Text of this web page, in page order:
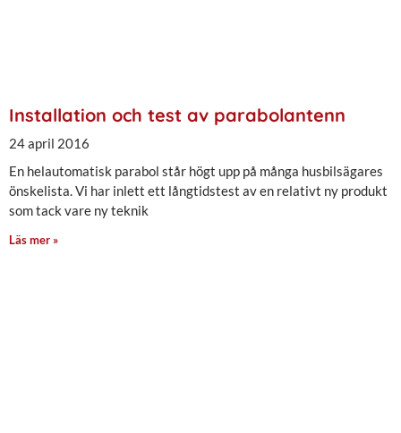
Installation och test av parabolantenn
24 april 2016
En helautomatisk parabol står högt upp på många husbilsägares
önskelista. Vi har inlett ett långtidstest av en relativt ny produkt
som tack vare ny teknik
Läs mer »